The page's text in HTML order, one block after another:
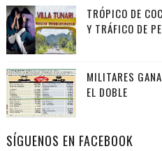
TRÓPICO DE
Y TRÁFICO DE
MILITARES
EL DOBLE
SÍGUENOS EN FACEBOOK